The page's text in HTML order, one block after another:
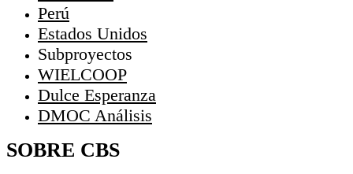
Perú
Estados Unidos
Subproyectos
WIELCOOP
Dulce Esperanza
DMOC Análisis
SOBRE CBS